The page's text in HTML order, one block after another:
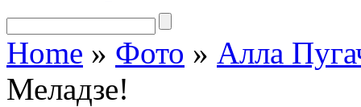
Home » Фото » Алла
Меладзе!